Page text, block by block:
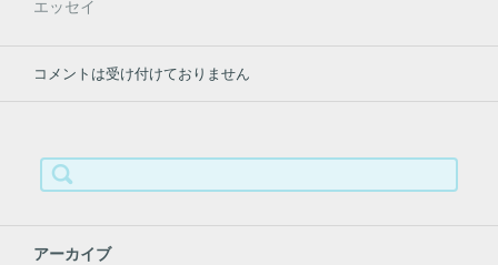
エッセイ
コメントは受け付けておりません
索:
アーカイブ